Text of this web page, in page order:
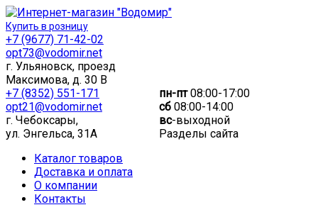
Купить в розницу
+7 (9677) 71-42-02
opt73@vodomir.net
г. Ульяновск, проезд
Максимова, д. 30 В
+7 (8352) 551-171
opt21@vodomir.net
г. Чебоксары,
ул. Энгельса, 31А
пн-пт08:00-17:00
сб 08:00-14:00
вс-выходной
Разделы сайта
Каталог товаров
Доставка и оплата
О компании
Контакты